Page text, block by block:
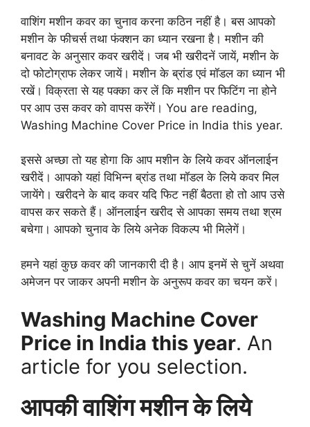
वाशिंग मशीन कवर का चुनाव करना कठिन नहीं है। बस आपको
मशीन के फीचर्स तथा फंक्शन का ध्यान रखना है। मशीन की
बनावट के अनुसार कवर खरीदें। जब भी खरीदनें जायें, मशीन के
दो फोटोग्राफ लेकर जायें। मशीन के ब्रांड एवं मॉडल का ध्यान भी
रखें। विक्रता से यह पक्का कर लें कि मशीन पर फिटिंग ना होने
पर आप उस कवर को वापस करेंगें। You are reading,
Washing Machine Cover Price in India this year.
इससे अच्छा तो यह होगा कि आप मशीन के लिये कवर ऑनलाईन
खरीदें। आपको यहां विभिन्न ब्रांड तथा मॉडल के लिये कवर मिल
जायेंगे। खरीदने के बाद कवर यदि फिट नहीं बैठता हो तो आप उसे
वापस कर सकते हैं। ऑनलाईन खरीद से आपका समय तथा श्रम
बचेगा। आपको चुनाव के लिये अनेक विकल्प भी मिलेगें।
हमने यहां कुछ कवर की जानकारी दी है। आप इनमें से चुनें अथवा
अमेजन पर जाकर अपनी मशीन के अनुरूप कवर का चयन करें।
Washing Machine Cover
Price in India this year. An
article for you selection.
आपकी वाशिंग मशीन के लिये